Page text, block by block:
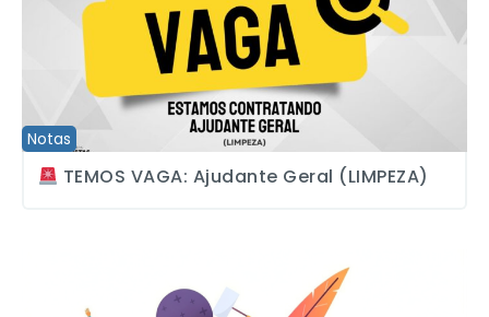
Notas
TEMOS VAGA: Ajudante Geral (LIMPEZA)